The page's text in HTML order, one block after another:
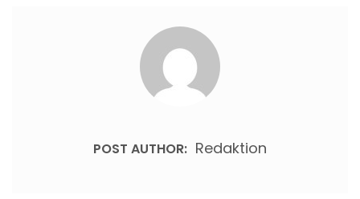
POST AUTHOR: Redaktion